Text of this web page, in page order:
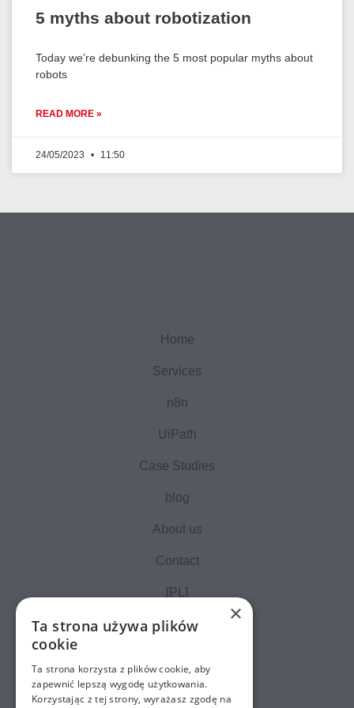
5 myths about robotization
Today we’re debunking the 5 most popular myths about
robots
READ MORE »
24/05/2023 11:50
Home
Services
n8n
UiPath
Case Studies
blog
About us
Contact
[PL]
×
Ta strona używa plików
cookie
Ta strona korzysta z plików cookie, aby
zapewnić lepszą wygodę użytkowania.
Korzystając z tej strony, wyrażasz zgodę na